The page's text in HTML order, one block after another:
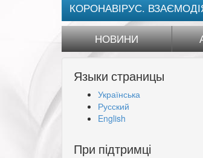
КОРОНАВІРУС.
НОВИНИ
Языки страницы
Українська
Русский
English
При підтримці